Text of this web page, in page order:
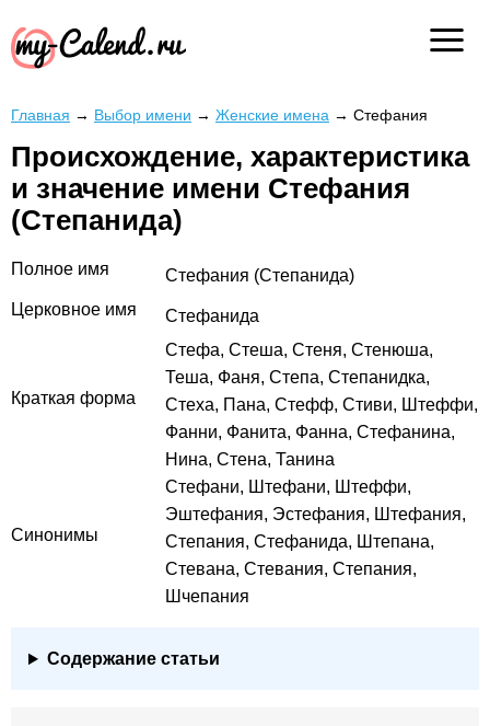
Главная → Выбор имени → Женские имена → Стефания
Происхождение, характеристика
и значение имени Стефания
(Степанида)
Полное имя
Стефания (Степанида)
Церковное имя
Стефанида
Краткая форма
Стефа, Стеша, Стеня, Стенюша,
Теша, Фаня, Степа, Степанидка,
Стеха, Пана, Стефф, Стиви, Штеффи,
Фанни, Фанита, Фанна, Стефанина,
Нина, Стена, Танина
Синонимы
Стефани, Штефани, Штеффи,
Эштефания, Эстефания, Штефания,
Степания, Стефанида, Штепана,
Стевана, Стевания, Степания,
Шчепания
Содержание статьи